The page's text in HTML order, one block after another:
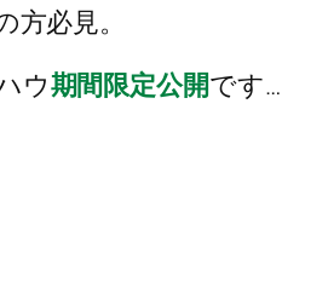
必見。
ウ期間限定公開です…